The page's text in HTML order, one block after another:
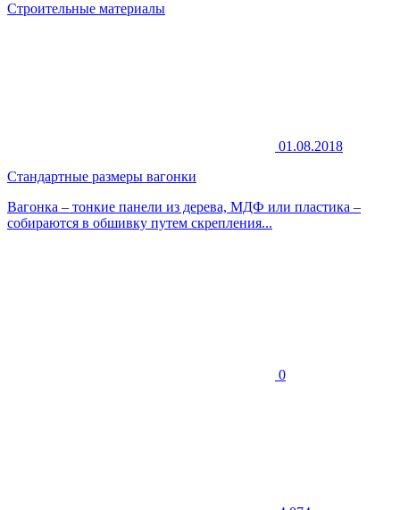
Строительные материалы
01.08.2018
Стандартные размеры вагонки
Вагонка – тонкие панели из дерева, МДФ или пластика –
собираются в обшивку путем скрепления...
0